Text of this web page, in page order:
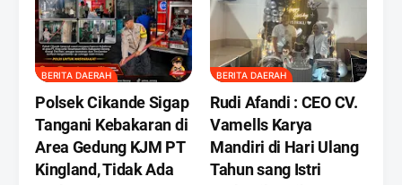
BERITA DAERAH
Polsek Cikande Sigap
Tangani Kebakaran di
Area Gedung KJM PT
Kingland, Tidak Ada
BERITA DAERAH
Rudi Afandi : CEO CV.
Vamells Karya
Mandiri di Hari Ulang
Tahun sang Istri